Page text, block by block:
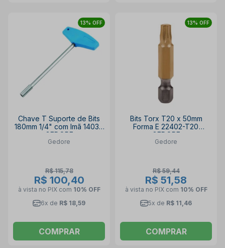
13% OFF
Chave T Suporte de Bits
180mm 1/4" com Imã 14030
GEDORE
Gedore
R$ 115,78
R$ 100,40
à vista no PIX com 10% OFF
6x de R$ 18,59
COMPRAR
13% OFF
Bits Torx T20 x 50mm
Forma E 22402-T20
GEDORE
Gedore
R$ 59,44
R$ 51,58
à vista no PIX com 10% OFF
5x de R$ 11,46
COMPRAR